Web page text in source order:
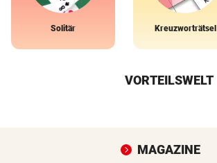
Solitär Kreuzworträtsel
VORTEILSWELT
MAGAZINE